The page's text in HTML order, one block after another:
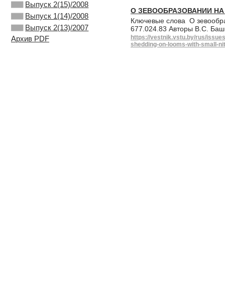
Выпуск 2(15)/2008
Выпуск 1(14)/2008
Выпуск 2(13)/2007
Архив PDF
О ЗЕВООБРАЗОВАНИИ
Ключевые слова О
677.024.83 Авторы В.С.
https://vestnik.vstu.by/rus/
shedding-on-looms-with-small-